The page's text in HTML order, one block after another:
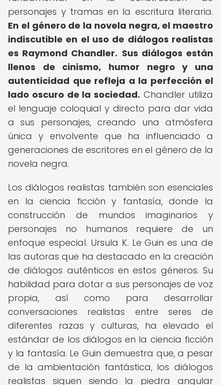
personajes y tramas en la escritura literaria.
En el género de la novela negra, el maestro
indiscutible en el uso de diálogos realistas
es Raymond Chandler. Sus diálogos están
llenos de cinismo, humor negro y una
autenticidad que refleja a la perfección el
lado oscuro de la sociedad. Chandler utiliza
el lenguaje coloquial y directo para dar vida
a sus personajes, creando una atmósfera
única y envolvente que ha influenciado a
generaciones de escritores en el género de la
novela negra.
Los diálogos realistas también son esenciales
en la ciencia ficción y fantasía, donde la
construcción de mundos imaginarios y
personajes no humanos requiere de un
enfoque especial. Ursula K. Le Guin es una de
las autoras que ha destacado en la creación
de diálogos auténticos en estos géneros. Su
habilidad para dotar a sus personajes de voz
propia, así como para desarrollar
conversaciones realistas entre seres de
diferentes razas y culturas, ha elevado el
estándar de los diálogos en la ciencia ficción
y la fantasía. Le Guin demuestra que, a pesar
de la ambientación fantástica, los diálogos
realistas siguen siendo la piedra angular